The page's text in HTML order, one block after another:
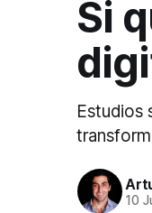
Si
Estudios
10